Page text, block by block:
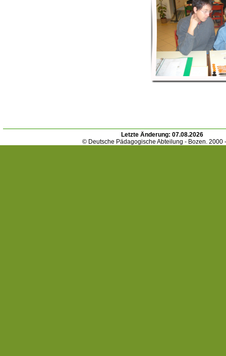
Letzte Änderung: 07.08.2026
© Deutsche Pädagogische Abteilung - Bozen. 2000